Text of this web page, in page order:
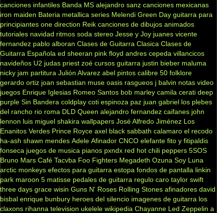
canciones infantiles Banda MS alejandro sanz canciones mexicanas
iron maiden Bateria metallica series Melendi Green Day guitarra para
principiantes one direction Reik canciones de dibujos animados
tutoriales navidad ritmos soda stereo Jesse y Joy juanes vicente
fernandez pablo alboran Clases de Guitarra Clasica Clases de
Guitarra Española ed sheeran pink floyd andres cepeda villancicos
navideños U2 judas priest zoé cursos guitarra justin bieber maluma
nicky jam partitura Julión Alvarez abel pintos calibre 50 folklore
gerardo ortiz joan sebastian muse oasis rasgueos j balvin notas video
juegos Enrique Iglesias Romeo Santos bob marley camila cerati deep
purple Sin Bandera coldplay coti espinoza paz juan gabriel los plebes
del rancho rio roma DLD Queen alejandro fernandez caifanes john
lennon luis miguel shakira wallpapers José Alfredo Jiménez Los
Enanitos Verdes Prince Royce axel black sabbath calamaro el recodo
ha-ash shawn mendes Adele Afinador CNCO elefante fito y fitipaldis
fonseca juegos de musica pianos pxndx red hot chili peppers 5SOS
Bruno Mars Café Tacvba Foo Fighters Megadeth Ozuna Soy Luna
arctic monkeys efectos para guitarra estopa fondos de pantalla linkin
park maroon 5 matisse pedales de guitarra regulo caro taylor swift
three days grace wisin Guns N' Roses Rolling Stones afinadores david
bisbal enrique bunbury heroes del silencio imagenes de guitarra los
claxons rihanna television ukelele wikipedia Chayanne Led Zeppelin a